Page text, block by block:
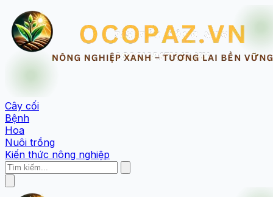
Cây cối
Bệnh
Hoa
Nuôi trồng
Kiến thức nông nghiệp